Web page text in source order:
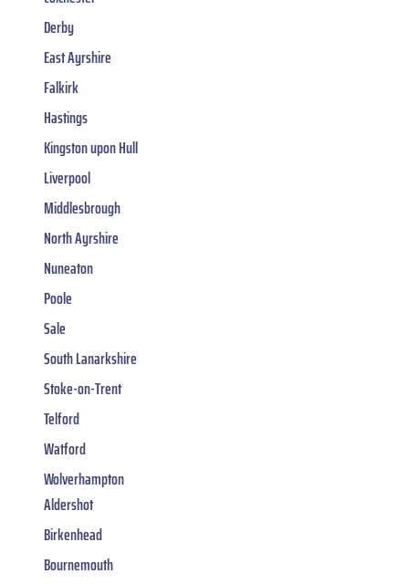
Derby
East Ayrshire
Falkirk
Hastings
Kingston upon Hull
Liverpool
Middlesbrough
North Ayrshire
Nuneaton
Poole
Sale
South Lanarkshire
Stoke-on-Trent
Telford
Watford
Wolverhampton
Aldershot
Birkenhead
Bournemouth